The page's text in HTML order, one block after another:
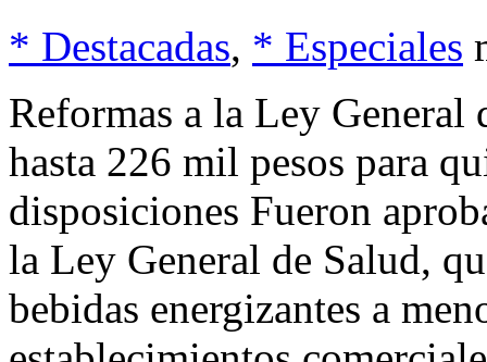
* Destacadas, * Especiales
Reformas a la Ley General
hasta 226 mil pesos para
disposiciones Fueron
la Ley General de Salud,
bebidas energizantes a